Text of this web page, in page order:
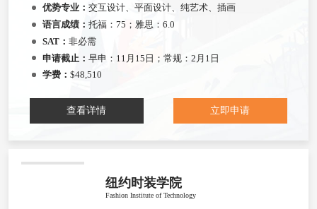
优势专业： 交互设计、平面设计、纯艺术、插画
语言成绩： 托福：75；雅思：6.0
SAT： 非必需
申请截止： 早申：11月15日；常规：2月1日
学费： $48,510
查看详情 立即申请
纽约时装学院
Fashion Institute of Technology